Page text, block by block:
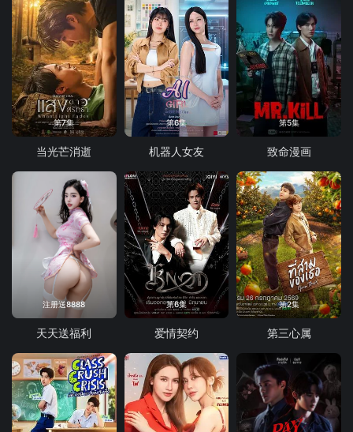
第7集
当光芒消逝
第6集
机器人女友
第5集
致命漫画
注册送8888
天天送福利
第6集
爱情契约
第2集
第三心属